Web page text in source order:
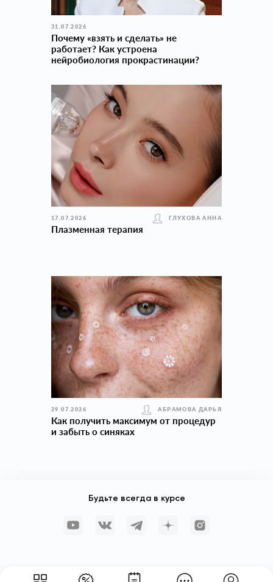
31.07.2026
Почему «взять и сделать» не
работает? Как устроена
нейробиология прокраcтинации?
17.07.2026 ГЛУХОВА АННА
Плазменная терапия
29.07.2026 АБРАМОВА ДАРЬЯ
Как получить максимум от процедур
и забыть о синяках
Будьте всегда в курсе